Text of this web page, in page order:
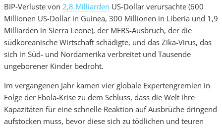
BIP-Verluste von 2,8 Milliarden US-Dollar verursachte (600
Millionen US-Dollar in Guinea, 300 Millionen in Liberia und 1,9
Milliarden in Sierra Leone), der MERS-Ausbruch, der die
südkoreanische Wirtschaft schädigte, und das Zika-Virus, das
sich in Süd- und Nordamerika verbreitet und Tausende
ungeborener Kinder bedroht.
Im vergangenen Jahr kamen vier globale Expertengremien in
Folge der Ebola-Krise zu dem Schluss, dass die Welt ihre
Kapazitäten für eine schnelle Reaktion auf Ausbrüche dringend
aufstocken muss, bevor diese sich zu tödlichen und teuren